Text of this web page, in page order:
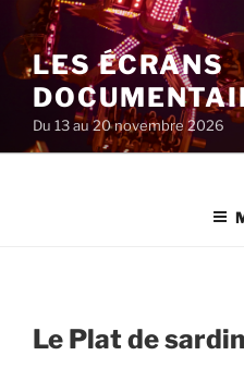
au
contenu
principal
LES ÉCRANS
Du 13 au 20 novembre 2026
Le Plat de